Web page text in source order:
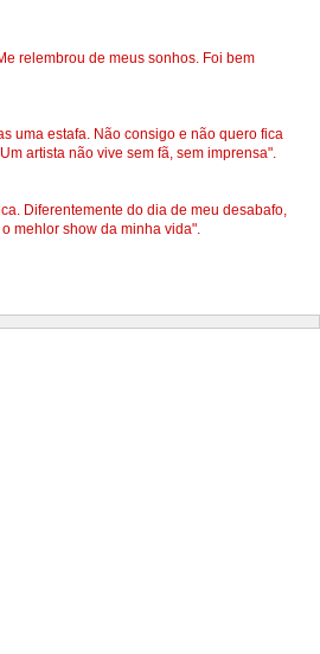
relembrou de meus sonhos. Foi bem
uma estafa. Não consigo e não quero fica
artista não vive sem fã, sem imprensa".
Diferentemente do dia de meu desabafo,
mehlor show da minha vida".